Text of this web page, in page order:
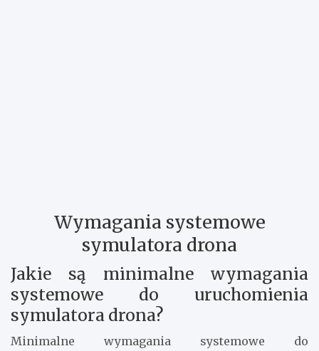
Wymagania systemowe
symulatora drona
Jakie są minimalne wymagania
systemowe do uruchomienia
symulatora drona?
Minimalne wymagania systemowe do